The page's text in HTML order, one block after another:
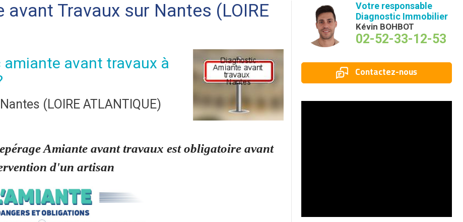
avant Travaux sur Nantes (LOIRE
avant travaux à
(LOIRE ATLANTIQUE)
Amiante avant travaux est obligatoire avant
d'un artisan
Votre responsable
Diagnostic Immobilier
Kévin BOHBOT
02-52-33-12-53
Contactez-nous